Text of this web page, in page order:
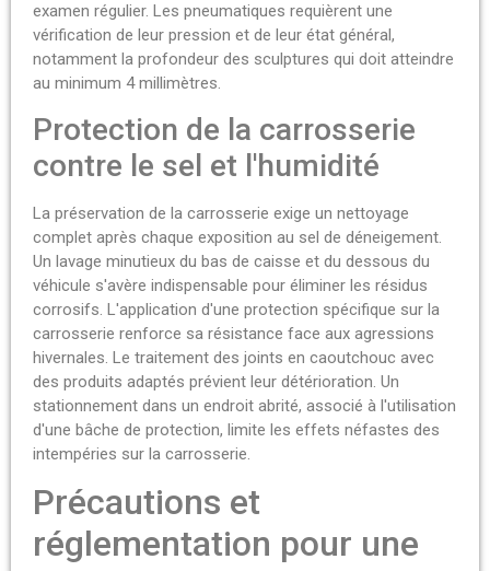
examen régulier. Les pneumatiques requièrent une
vérification de leur pression et de leur état général,
notamment la profondeur des sculptures qui doit atteindre
au minimum 4 millimètres.
Protection de la carrosserie
contre le sel et l'humidité
La préservation de la carrosserie exige un nettoyage
complet après chaque exposition au sel de déneigement.
Un lavage minutieux du bas de caisse et du dessous du
véhicule s'avère indispensable pour éliminer les résidus
corrosifs. L'application d'une protection spécifique sur la
carrosserie renforce sa résistance face aux agressions
hivernales. Le traitement des joints en caoutchouc avec
des produits adaptés prévient leur détérioration. Un
stationnement dans un endroit abrité, associé à l'utilisation
d'une bâche de protection, limite les effets néfastes des
intempéries sur la carrosserie.
Précautions et
réglementation pour une